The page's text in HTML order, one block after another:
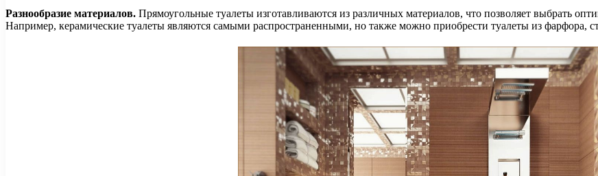
Разнообразие материалов. Прямоугольные туалеты изготавливаются из различных материалов, что позволяет выбрать
Например, керамические туалеты являются самыми распространенными, но также можно приобрести туалеты из фарфора,